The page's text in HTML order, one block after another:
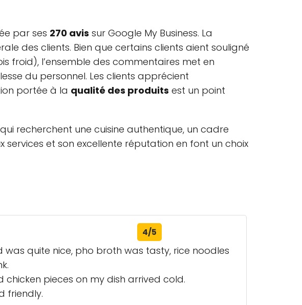
par ses 270 avis sur Google My Business. La
des clients. Bien que certains clients aient souligné
l’ensemble des commentaires met en
du personnel. Les clients apprécient
portée à la qualité des produits est un point
recherchent une cuisine authentique, un cadre
et son excellente réputation en font un choix
4/5
quite nice, pho broth was tasty, rice noodles
pieces on my dish arrived cold.
friendly.